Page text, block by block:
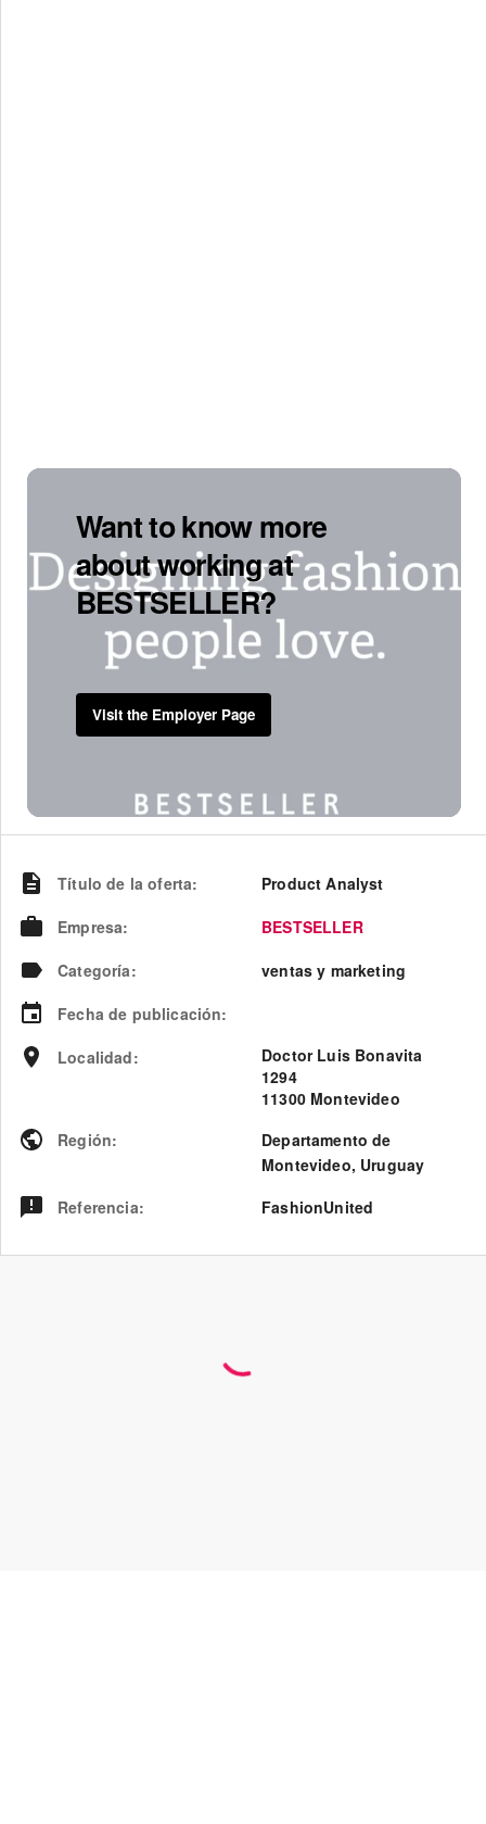
Want to know more
about working at
BESTSELLER?
Visit the Employer Page
Título de la oferta:
Product Analyst
Empresa:
BESTSELLER
Categoría:
ventas y marketing
Fecha de publicación:
Localidad:
Doctor Luis Bonavita
1294
11300 Montevideo
Región:
Departamento de
Montevideo, Uruguay
Referencia: FashionUnited